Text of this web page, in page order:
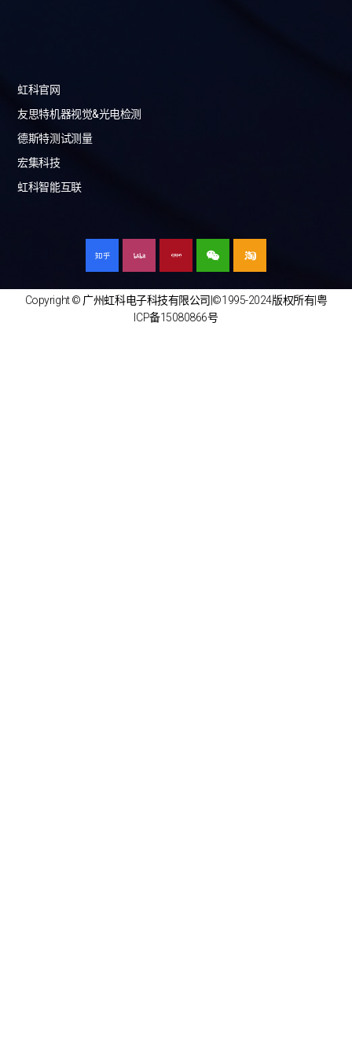
虹科官网
友思特机器视觉&光电检测
德斯特测试测量
宏集科技
虹科智能互联
Copyright © 广州虹科电子科技有限公司|©1995-2024版权所有|粤
ICP备15080866号